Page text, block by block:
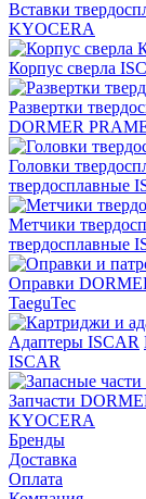
Вставки
KYOCERA
Корпус сверла
Развертки
DORMER
Головки
твердосплавные
Метчики
твердосплавные
Оправки
TaeguTec
Адаптеры ISCAR
ISCAR
Запчасти
KYOCERA
Бренды
Доставка
Оплата